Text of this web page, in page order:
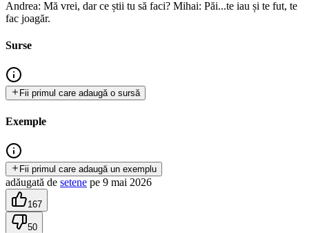
Andrea: Mă vrei, dar ce știi tu să faci? Mihai: Păi...te iau și te fut, te
fac joagăr.
Surse
Fii primul care adaugă o sursă
Exemple
Fii primul care adaugă un exemplu
adăugată de setene pe 9 mai 2026
167
50